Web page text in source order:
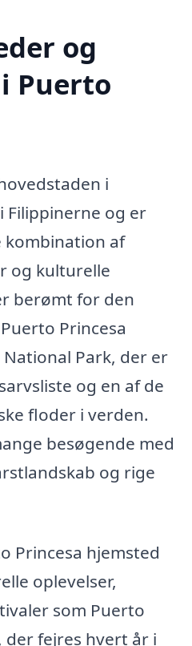
og
Puerto
i
Filippinerne og er
kombination af
og kulturelle
berømt for den
Princesa
Park, der er
og en af de
floder i verden.
besøgende med
og rige
Princesa hjemsted
oplevelser,
som Puerto
der fejres hvert år i